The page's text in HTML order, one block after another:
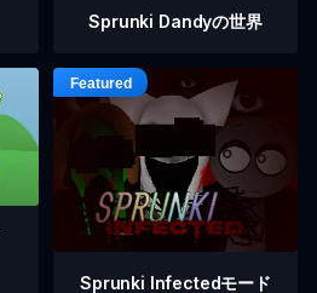
Sprunki Dandyの世界
Sprunki Infectedモード